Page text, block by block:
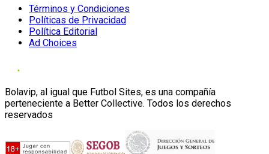
Términos y Condiciones
Políticas de Privacidad
Política Editorial
Ad Choices
Bolavip, al igual que Futbol Sites, es una compañía
perteneciente a Better Collective. Todos los derechos
reservados